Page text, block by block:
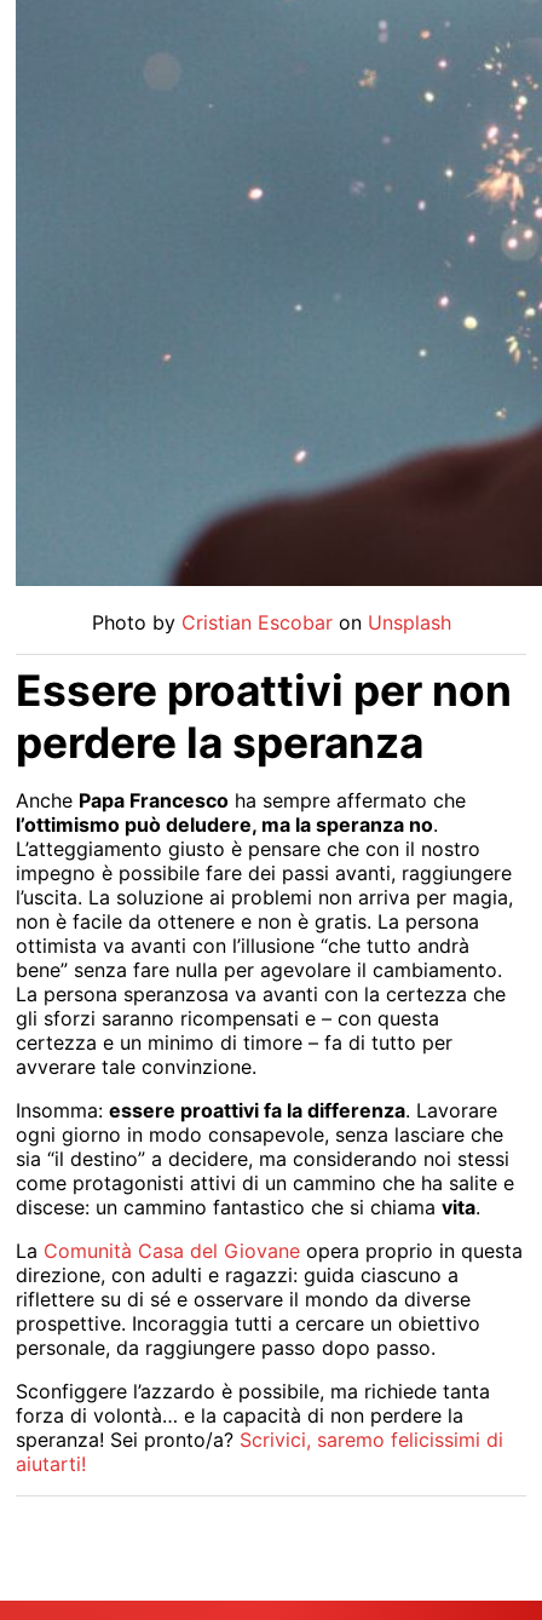
Photo by Cristian Escobaron Unsplash
Essere proattivi per non
perdere la speranza
Anche Papa Francesco ha sempre affermato che
l’ottimismo può deludere, ma la speranza no.
L’atteggiamento giusto è pensare che con il nostro
impegno è possibile fare dei passi avanti, raggiungere
l’uscita. La soluzione ai problemi non arriva per magia,
non è facile da ottenere e non è gratis. La persona
ottimista va avanti con l’illusione “che tutto andrà
bene” senza fare nulla per agevolare il cambiamento.
La persona speranzosa va avanti con la certezza che
gli sforzi saranno ricompensati e – con questa
certezza e un minimo di timore – fa di tutto per
avverare tale convinzione.
Insomma:essere proattivi fa la differenza. Lavorare
ogni giorno in modo consapevole, senza lasciare che
sia “il destino” a decidere, ma considerando noi stessi
come protagonisti attivi di un cammino che ha salite e
discese: un cammino fantastico che si chiamavita.
La Comunità Casa del Giovane opera proprio in questa
direzione, con adulti e ragazzi: guida ciascuno a
riflettere su di sé e osservare il mondo da diverse
prospettive. Incoraggia tutti a cercare un obiettivo
personale, da raggiungere passo dopo passo.
Sconfiggere l’azzardo è possibile, ma richiede tanta
forza di volontà… e la capacità di non perdere la
speranza! Sei pronto/a? Scrivici, saremo felicissimi di
aiutarti!